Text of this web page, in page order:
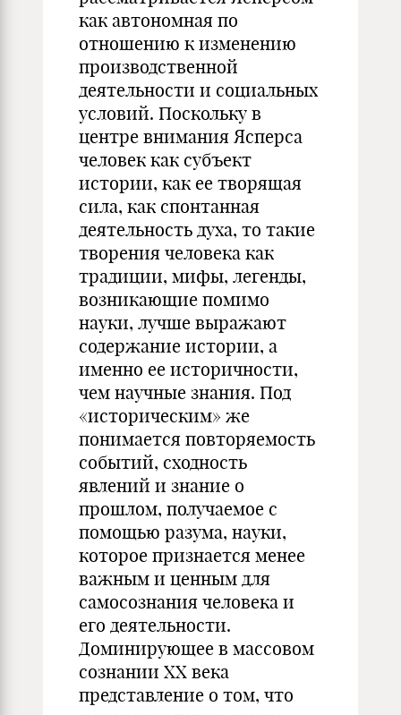
как автономная по
отношению к изменению
производственной
деятельности и социальных
условий. Поскольку в
центре внимания Ясперса
человек как субъект
истории, как ее творящая
сила, как спонтанная
деятельность духа, то такие
творения человека как
традиции, мифы, легенды,
возникающие помимо
науки, лучше выражают
содержание истории, а
именно ее историчности,
чем научные знания. Под
«историческим» же
понимается повторяемость
событий, сходность
явлений и знание о
прошлом, получаемое с
помощью разума, науки,
которое признается менее
важным и ценным для
самосознания человека и
его деятельности.
Доминирующее в массовом
сознании ХХ века
представление о том, что